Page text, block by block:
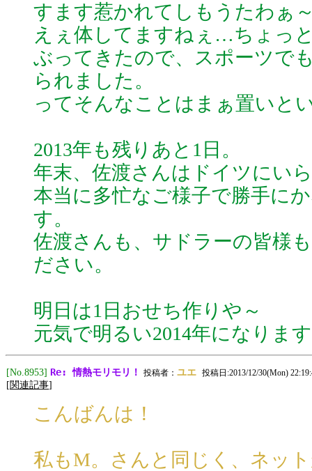
すます惹かれてしもうたわぁ
えぇ体してますねぇ…ちょっ
ぶってきたので、スポーツで
られました。
ってそんなことはまぁ置いと
2013年も残りあと1日。
年末、佐渡さんはドイツにい
本当に多忙なご様子で勝手に
す。
佐渡さんも、サドラーの皆様
ださい。
明日は1日おせち作りや～
元気で明るい2014年になりま
[No.8953] Re: 情熱モリモリ！ 投稿者： ユエ 投稿日:2013/12/30(Mon)
[関連記事]
こんばんは！
私もM。さんと同じく、ネッ